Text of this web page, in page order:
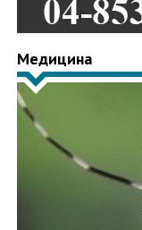
Медицина